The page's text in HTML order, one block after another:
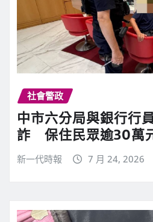
社會警政
中市六分局與銀行行
詐 保住民眾逾30萬
新一代時報 7 月 24, 2026